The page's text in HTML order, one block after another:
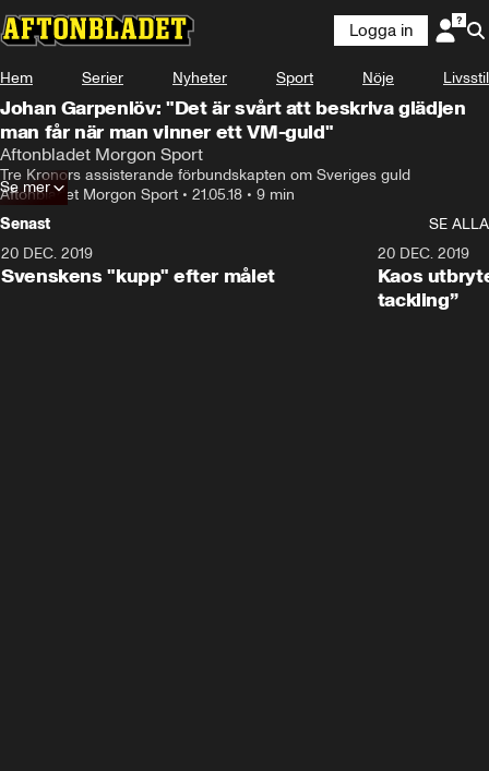
Logga in
Hem Serier Nyheter Sport Nöje Livsstil
Johan Garpenlöv: "Det är svårt att beskriva glädjen
man får när man vinner ett VM-guld"
Aftonbladet Morgon Sport
Tre Kronors assisterande förbundskapten om Sveriges guld
Aftonbladet Morgon Sport • 21.05.18 • 9 min
Se mer
Senast
SE ALLA
20 DEC. 2019
Svenskens "kupp" efter målet
20 DEC. 2019
Kaos
tackling”